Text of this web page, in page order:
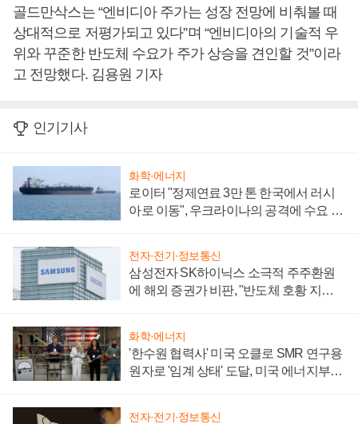
골드만삭스는 “엔비디아 주가는 성장 전망에 비춰볼 때
상대적으로 저평가되고 있다”며 “엔비디아의 기술적 우
위와 꾸준한 반도체 수요가 주가 상승을 견인할 것”이라
고 전망했다. 김용원 기자
인기기사
화학·에너지
로이터 "정제연료 3만 톤 한국에서 러시
아로 이동", 우크라이나의 공격에 수요 늘
전자·전기·정보통신
삼성전자 SK하이닉스 소극적 주주환원
에 해외 증권가 비판, "반도체 호황 지속
화학·에너지
'한수원 협력사' 미국 오클로 SMR 연구용
원자로 '임계 상태' 도달, 미국 에너지부
전자·전기·정보통신